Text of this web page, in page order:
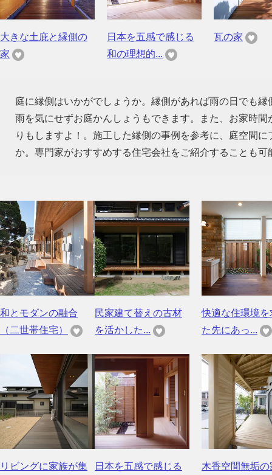
大きな土庇と縁側の
家
日本を五感で感じる
和の理想的...
瓦の家
庭に縁側はいかがでしょうか。縁側があれば雨の日でも
雨を気にせずお庭かんしょうもできます。また、お家時
りもしますよ！。施工した縁側の事例を参考に、庭空間
か。専門家がおすすめする住宅会社をご紹介することも可
和とモダンの融合
（二世帯住宅）
民家建て替えの古材
を活かした...
快適な住環境を
た先にあっ...
リビングに家族が集 日本を五感で感じる 木香空間無垢の